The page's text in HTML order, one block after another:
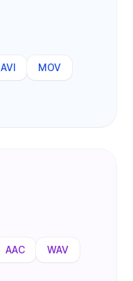
AVI MOV
AAC WAV